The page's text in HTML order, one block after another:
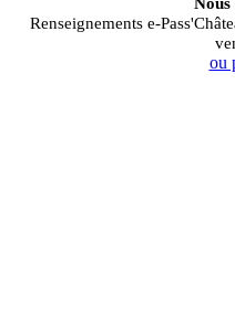
Renseignements e-
ou